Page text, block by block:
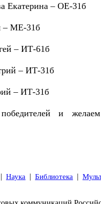
Екатерина – ОЕ-31б
– МЕ-31б
– ИТ-61б
– ИТ-31б
– ИТ-31б
победителей и
| Наука | Библиотека |